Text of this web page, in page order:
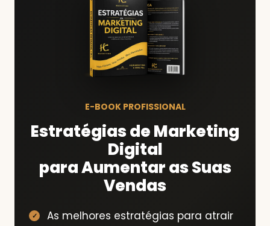
E-BOOK PROFISSIONAL
Estratégias de Marketing
Digital
para Aumentar as Suas
Vendas
As melhores estratégias para atrair